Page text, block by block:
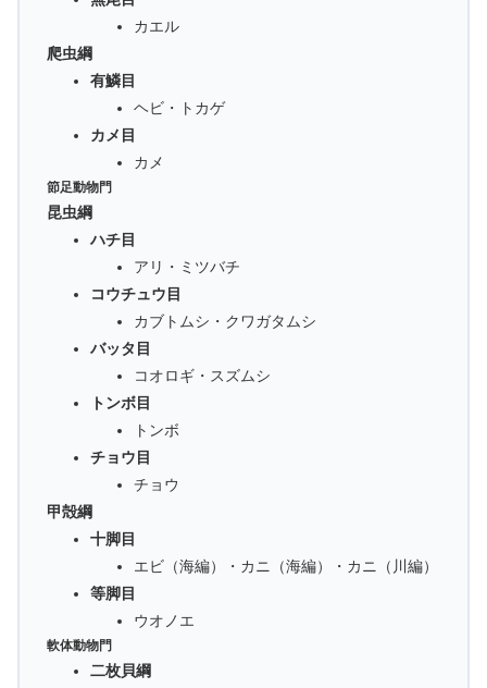
カエル
爬虫綱
有鱗目
ヘビ・トカゲ
カメ目
カメ
節足動物門
昆虫綱
ハチ目
アリ・ミツバチ
コウチュウ目
カブトムシ・クワガタムシ
バッタ目
コオロギ・スズムシ
トンボ目
トンボ
チョウ目
チョウ
甲殻綱
十脚目
エビ（海編）・カニ（海編）・カニ（川編）
等脚目
ウオノエ
軟体動物門
二枚貝綱